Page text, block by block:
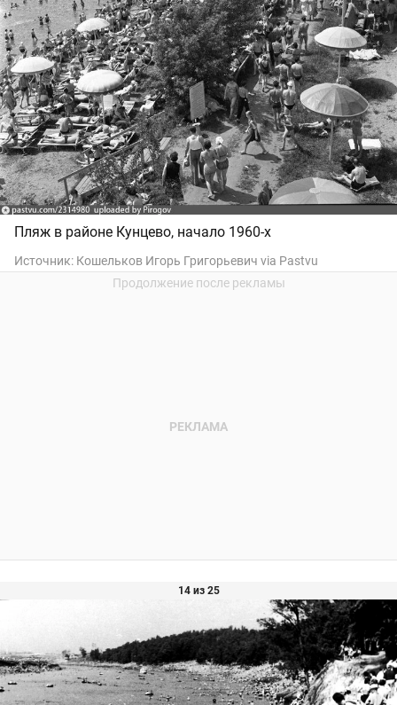
Пляж в районе Кунцево, начало 1960-х
Источник: Кошельков Игорь Григорьевич via Pastvu
14 из 25